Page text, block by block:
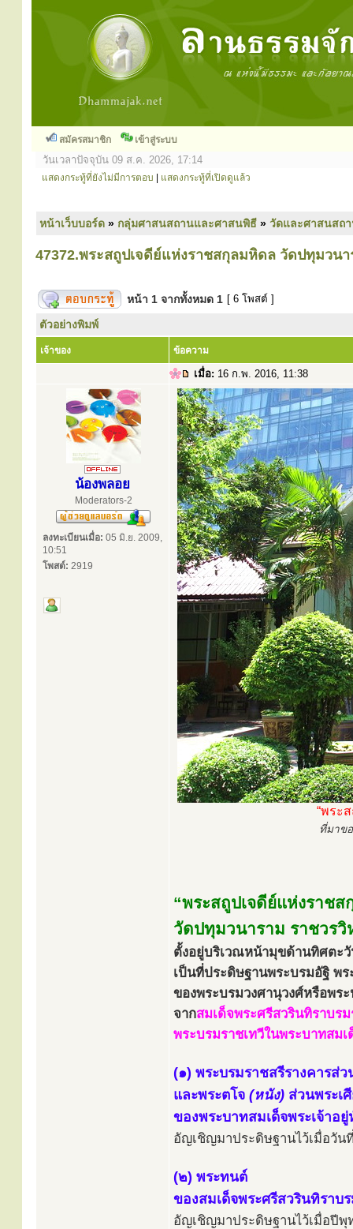
สมัครสมาชิก เข้าสู่ระบบ
วันเวลาปัจจุบัน 09 ส.ค. 2026, 17:14
แสดงกระทู้ที่ยังไม่มีการตอบ แสดงกระทู้ที่เปิดดูแล้ว
หน้าเว็บบอร์ด » กลุ่มศาสนสถานและศาสนพิธี » วัดและศาสนสถ
47372.พระสถูปเจดีย์แห่งราชสกุลมหิดล วัดปทุมวนา
หน้า 1 จากทั้งหมด 1 [ 6 โพสต์ ]
ตัวอย่างพิมพ์
เจ้าของ ข้อความ
เมื่อ: 16 ก.พ. 2016, 11:38
น้องพลอย
Moderators-2
ลงทะเบียนเมื่อ: 05 มิ.ย. 2009,
10:51
โพสต์: 2919
“พระ
ที่มาข
“พระสถูปเจดีย์แห่งราช
วัดปทุมวนาราม ราชวรวิ
ตั้งอยู่บริเวณหน้ามุขด้านทิศตะวั
เป็นที่ประดิษฐานพระบรมอัฐิ พ
ของพระบรมวงศานุวงศ์หรือพร
จากสมเด็จพระศรีสวรินทิราบร
พระบรมราชเทวีในพระบาทสม
(๑) พระบรมราชสรีรางคารส่
และพระตโจ (หนัง) ส่วนพระเ
ของพระบาทสมเด็จพระเจ้า
อัญเชิญมาประดิษฐานไว้เมื่อวั
(๒) พระทนต์
ของสมเด็จพระศรีสวรินทิราบ
อัญเชิญมาประดิษฐานไว้เมื่อปี